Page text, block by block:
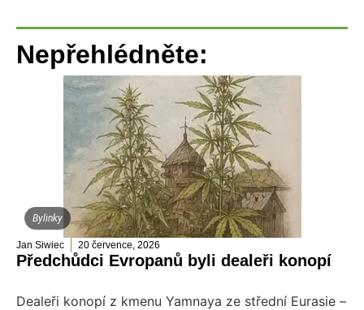
Nepřehlédněte:
Bylinky
Jan Siwiec 20 července, 2026
Předchůdci Evropanů byli dealeři konopí
Dealeři konopí z kmenu Yamnaya ze střední Eurasie –